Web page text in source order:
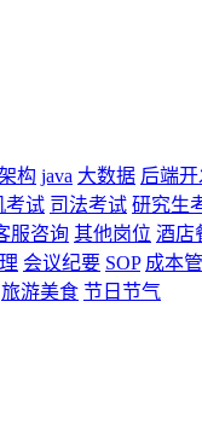
构 java 大数据 后端开
考试 司法考试 研究生
服咨询 其他岗位 酒店
会议纪要 SOP 成本
旅游美食 节日节气